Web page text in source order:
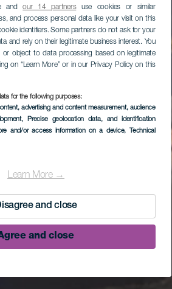
andour 14 partnersuse cookies or similar
and process personal data like your visit on this
identifiers. Some partners do not ask for your
and rely on their legitimate business interest. You
or object to data processing based on legitimate
on “Learn More” or in our Privacy Policy on this
for the following purposes:
advertising and content measurement, audience
, Precise geolocation data, and identification
and/or access information on a device, Technical
Learn More →
and close
and close